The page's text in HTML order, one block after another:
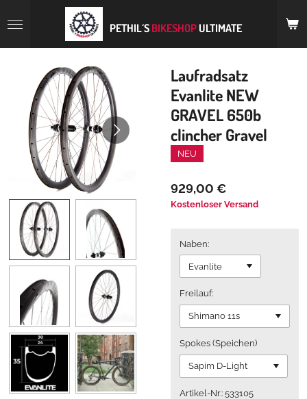
Hauptinhalt
PETHIL´S BIKESHOP ULTIMATE
Laufradsatz
Evanlite NEW
GRAVEL 650b
clincher Gravel
NEU
929,00 €
Kostenloser Versand
Naben:
Freilauf:
Spokes (Speichen)
Artikel-Nr.: 533105